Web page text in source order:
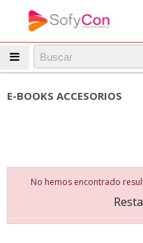
E-BOOKS ACCESORIOS
No hemos encontrado